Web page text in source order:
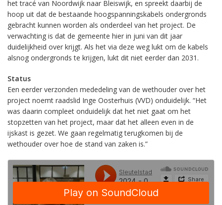
het tracé van Noordwijk naar Bleiswijk, en spreekt daarbij de
hoop uit dat de bestaande hoogspanningskabels ondergronds
gebracht kunnen worden als onderdeel van het project. De
verwachting is dat de gemeente hier in juni van dit jaar
duidelijkheid over krijgt. Als het via deze weg lukt om de kabels
alsnog ondergronds te krijgen, lukt dit niet eerder dan 2031.
Status
Een eerder verzonden mededeling van de wethouder over het
project noemt raadslid Inge Oosterhuis (VVD) onduidelijk. “Het
was daarin compleet onduidelijk dat het niet gaat om het
stopzetten van het project, maar dat het alleen even in de
ijskast is gezet. We gaan regelmatig terugkomen bij de
wethouder over hoe de stand van zaken is.”